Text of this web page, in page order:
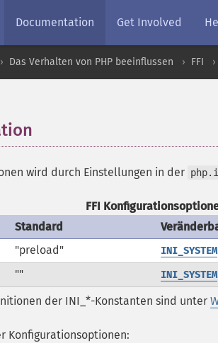
Documentation Get Involved
Das Verhalten von PHP beeinflussen FFI
wird durch Einstellungen in der
FFI
Standard
"preload" INI_SYSTEM
"" INI_SYSTEM
der INI_*-Konstanten sind unter
Konfigurationsoptionen: